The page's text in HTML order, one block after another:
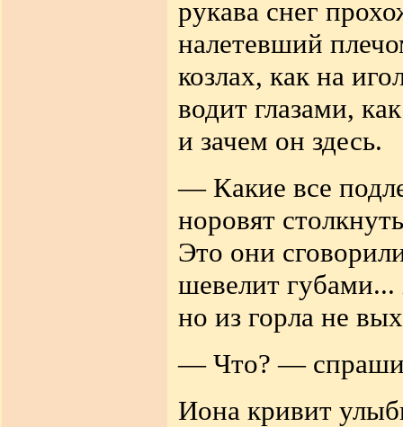
рукава снег
налетевший
козлах, как на
водит глазами,
и зачем он здесь.
— Какие все
норовят
Это они
шевелит губами...
но из горла не
— Что? —
Иона кривит